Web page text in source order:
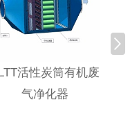
活性炭筒有机废
气净化器